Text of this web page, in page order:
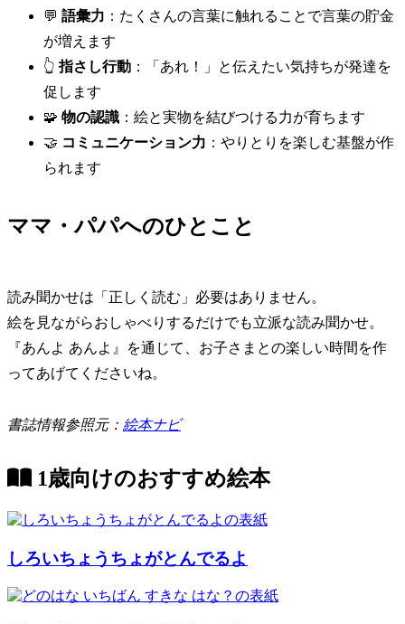
💬 語彙力 ：たくさんの言葉に触れることで言葉の貯金
が増えます
👆指さし行動 ：「あれ！」と伝えたい気持ちが発達を
促します
🧩 物の認識 ：絵と実物を結びつける力が育ちます
🤝 コミュニケーション力 ：やりとりを楽しむ基盤が作
られます
ママ・パパへのひとこと
読み聞かせは「正しく読む」必要はありません。
絵を見ながらおしゃべりするだけでも立派な読み聞かせ。
『あんよ あんよ』を通じて、お子さまとの楽しい時間を作
ってあげてくださいね。
書誌情報参照元： 絵本ナビ
1歳向けのおすすめ絵本
しろいちょうちょがとんでるよ